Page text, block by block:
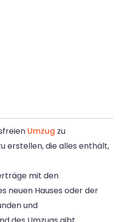
Umzug zu
erstellen, die alles enthält,
mit den
neuen Hauses oder der
und